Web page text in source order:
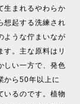
生まれるやわらか
想起する洗練され
ような佇まいなが
す。主な原料はリ
しい一方で、発色
から50年以上に
いるのです。植物